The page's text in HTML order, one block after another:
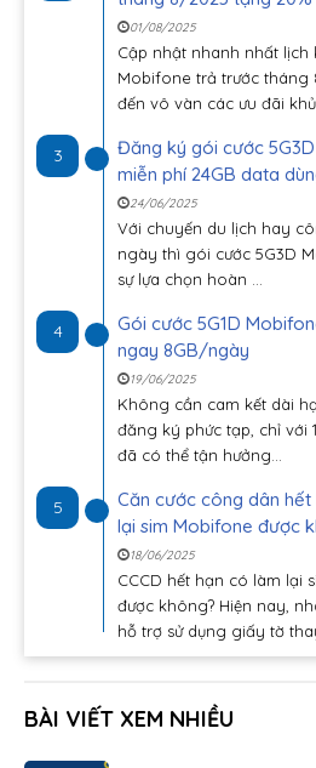
01/08/2025
Cập nhật nhanh nhất lịch
Mobifone trả trước tháng
đến vô vàn các ưu đãi
3
Đăng ký gói cước
miễn phí 24GB data
24/06/2025
Với chuyến du lịch hay
ngày thì gói cước 5G3D
sự lựa chọn hoàn ...
4
Gói cước 5G1D
ngay 8GB/ngày
19/06/2025
Không cần cam kết dài
đăng ký phức tạp, chỉ với
đã có thể tận hưởng...
5
Căn cước công dân hết
lại sim Mobifone được
18/06/2025
CCCD hết hạn có làm lại
được không? Hiện nay,
hỗ trợ sử dụng giấy tờ
BÀI VIẾT XEM NHIỀU